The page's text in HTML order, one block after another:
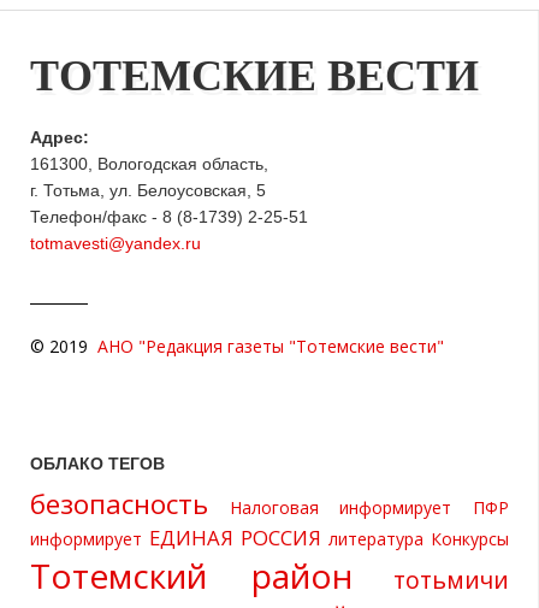
ТОТЕМСКИЕ ВЕСТИ
Адрес:
161300, Вологодская область,
г. Тотьма, ул. Белоусовская, 5
Телефон/факс - 8 (8-1739) 2-25-51
totmavesti@yandex.ru
© 2019 АНО "Редакция газеты "Тотемские вести"
ОБЛАКО ТЕГОВ
безопасность Налоговая информирует
ПФР
информирует ЕДИНАЯ РОССИЯ литература Конкурсы
Тотемский район тотьмичи